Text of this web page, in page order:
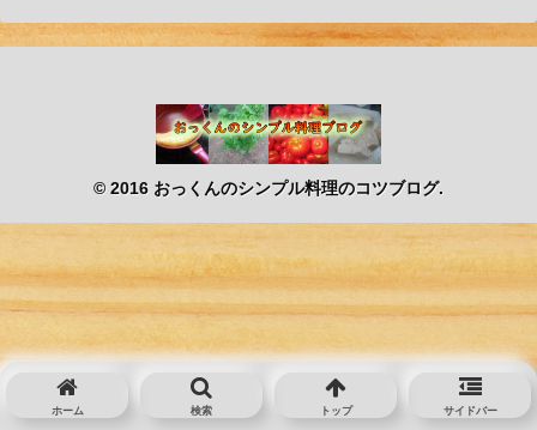
© 2016 おっくんのシンプル料理のコツブログ.
ホーム 検索 トップ サイドバー